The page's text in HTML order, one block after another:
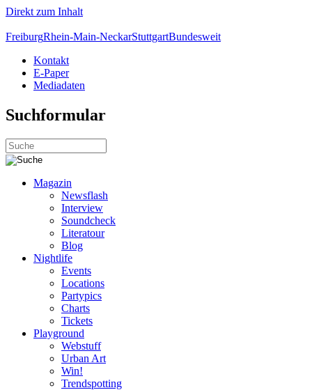
Direkt zum Inhalt
FreiburgRhein-Main-NeckarStuttgartBundesweit
Kontakt
E-Paper
Mediadaten
Suchformular
Magazin
Newsflash
Interview
Soundcheck
Literatour
Blog
Nightlife
Events
Locations
Partypics
Charts
Tickets
Playground
Webstuff
Urban Art
Win!
Trendspotting